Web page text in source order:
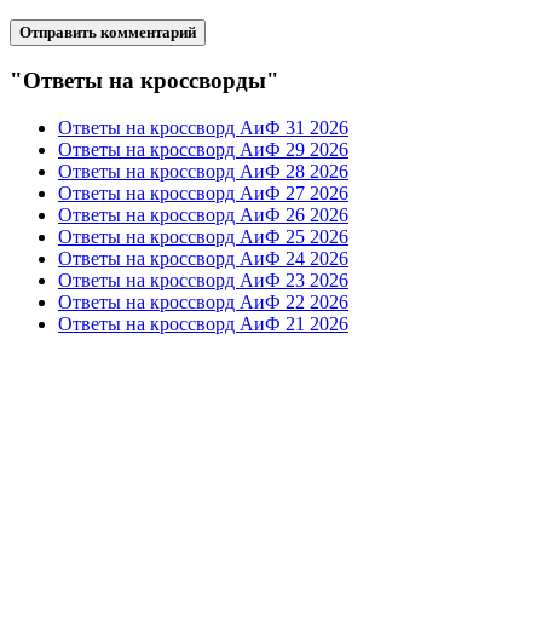
"Ответы на кроссворды"
Ответы на кроссворд АиФ 31 2026
Ответы на кроссворд АиФ 29 2026
Ответы на кроссворд АиФ 28 2026
Ответы на кроссворд АиФ 27 2026
Ответы на кроссворд АиФ 26 2026
Ответы на кроссворд АиФ 25 2026
Ответы на кроссворд АиФ 24 2026
Ответы на кроссворд АиФ 23 2026
Ответы на кроссворд АиФ 22 2026
Ответы на кроссворд АиФ 21 2026